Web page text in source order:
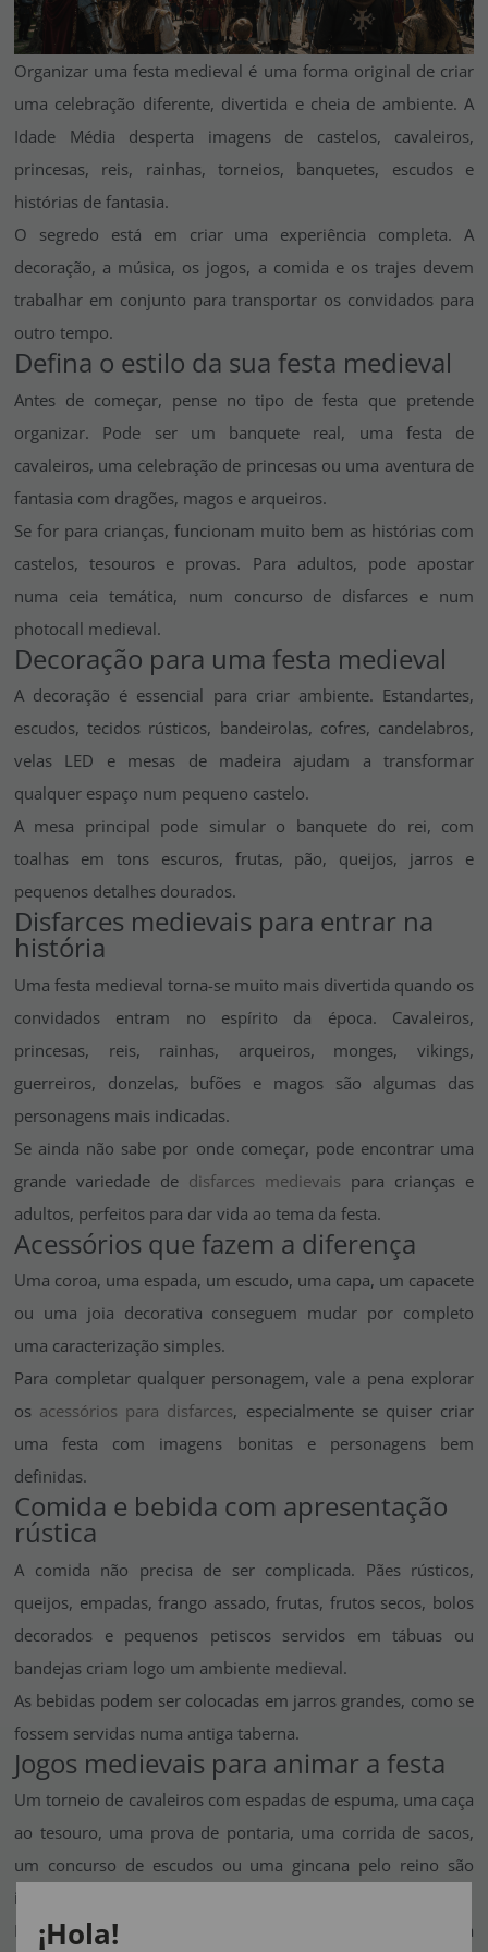
Vá em frente! Estávamos esperando por você.
CRIAR CONTA
Organizar uma festa medieval é uma forma original de criar
uma celebração diferente, divertida e cheia de ambiente. A
Idade Média desperta imagens de castelos, cavaleiros,
princesas, reis, rainhas, torneios, banquetes, escudos e
histórias de fantasia.
O segredo está em criar uma experiência completa. A
decoração, a música, os jogos, a comida e os trajes devem
trabalhar em conjunto para transportar os convidados para
outro tempo.
Defina o estilo da sua festa medieval
Antes de começar, pense no tipo de festa que pretende
organizar. Pode ser um banquete real, uma festa de
cavaleiros, uma celebração de princesas ou uma aventura de
fantasia com dragões, magos e arqueiros.
Se for para crianças, funcionam muito bem as histórias com
castelos, tesouros e provas. Para adultos, pode apostar
numa ceia temática, num concurso de disfarces e num
photocall medieval.
Decoração para uma festa medieval
A decoração é essencial para criar ambiente. Estandartes,
escudos, tecidos rústicos, bandeirolas, cofres, candelabros,
velas LED e mesas de madeira ajudam a transformar
qualquer espaço num pequeno castelo.
A mesa principal pode simular o banquete do rei, com
toalhas em tons escuros, frutas, pão, queijos, jarros e
pequenos detalhes dourados.
Disfarces medievais para entrar na
história
Uma festa medieval torna-se muito mais divertida quando os
convidados entram no espírito da época. Cavaleiros,
princesas, reis, rainhas, arqueiros, monges, vikings,
guerreiros, donzelas, bufões e magos são algumas das
personagens mais indicadas.
Se ainda não sabe por onde começar, pode encontrar uma
grande variedade de disfarces medievais para crianças e
adultos, perfeitos para dar vida ao tema da festa.
Acessórios que fazem a diferença
Uma coroa, uma espada, um escudo, uma capa, um capacete
ou uma joia decorativa conseguem mudar por completo
uma caracterização simples.
Para completar qualquer personagem, vale a pena explorar
os acessórios para disfarces, especialmente se quiser criar
uma festa com imagens bonitas e personagens bem
definidas.
Comida e bebida com apresentação
rústica
A comida não precisa de ser complicada. Pães rústicos,
queijos, empadas, frango assado, frutas, frutos secos, bolos
decorados e pequenos petiscos servidos em tábuas ou
bandejas criam logo um ambiente medieval.
As bebidas podem ser colocadas em jarros grandes, como se
fossem servidas numa antiga taberna.
Jogos medievais para animar a festa
Um torneio de cavaleiros com espadas de espuma, uma caça
ao tesouro, uma prova de pontaria, uma corrida de sacos,
um concurso de escudos ou uma gincana pelo reino são
ideias que funcionam muito bem.
Para crianças, pode criar uma história simples: o rei perdeu a
¡Hola!